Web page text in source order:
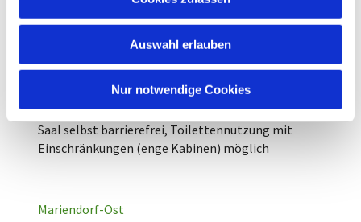
Auswahl erlauben
Nur notwendige Cookies
nebenliegenden Gemeindehaus umständlich, aber
Gemeindehaus, Rathausstr. 28:
Zugang über feste Rampe barrierefrei,
Gemeindesaal im 1. Stock über Fahrstuhl erreichbar,
Saal selbst barrierefrei, Toilettennutzung mit
Einschränkungen (enge Kabinen) möglich
Mariendorf-Ost